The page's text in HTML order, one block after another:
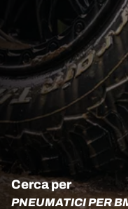
Cerca per
PNEUMATICI PER